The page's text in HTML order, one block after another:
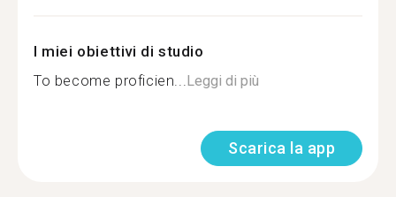
I miei obiettivi di studio
To become proficien...Leggi di più
Scarica la app